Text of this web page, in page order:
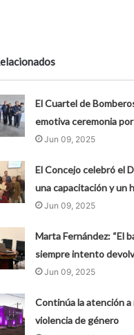
El Cuartel de
emotiva ceremonia
Jun 09, 2025
El Concejo celebró el
una capacitación y un
Jun 09, 2025
Marta Fernández: “El
siempre intento
Jun 09, 2025
Continúa la atención
violencia de género